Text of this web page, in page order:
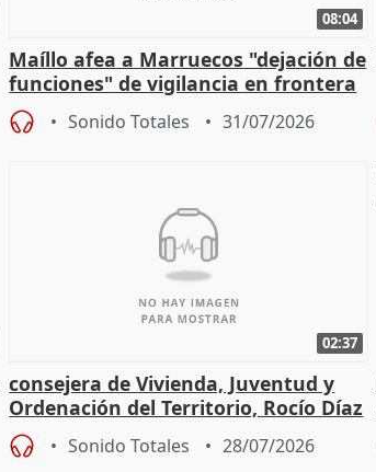
08:04
Maíllo afea a Marruecos "dejación de
funciones" de vigilancia en frontera
con Ceuta
Sonido Totales 31/07/2026
02:37
consejera de Vivienda, Juventud y
Ordenación del Territorio, Rocío Díaz
Sonido Totales 28/07/2026